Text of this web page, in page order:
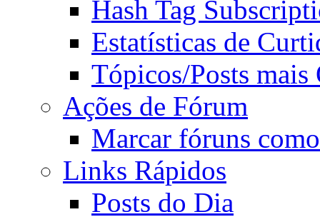
Hash Tag
Estatísticas de
Tópicos/Posts mais
Ações de Fórum
Marcar fóruns
Links Rápidos
Posts do Dia